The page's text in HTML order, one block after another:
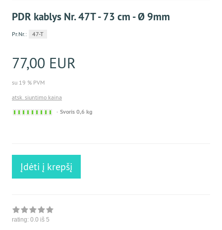
PDR kablys Nr. 47Т - 73 cm - Ø 9mm
Pr.Nr.: 47-T
77,00 EUR
su 19 % PVM
atsk. siuntimo kaina
Sofort
Svoris 0,6 kg
Įdėti į krepšį
rating: 0.0 iš 5